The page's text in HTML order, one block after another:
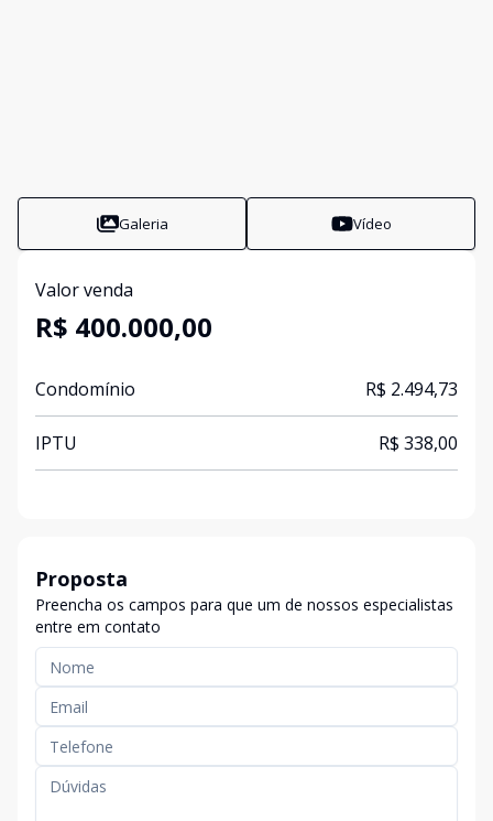
Galeria Vídeo
Valor venda
R$ 400.000,00
Condomínio R$ 2.494,73
IPTU R$ 338,00
Proposta
Preencha os campos para que um de nossos especialistas
entre em contato